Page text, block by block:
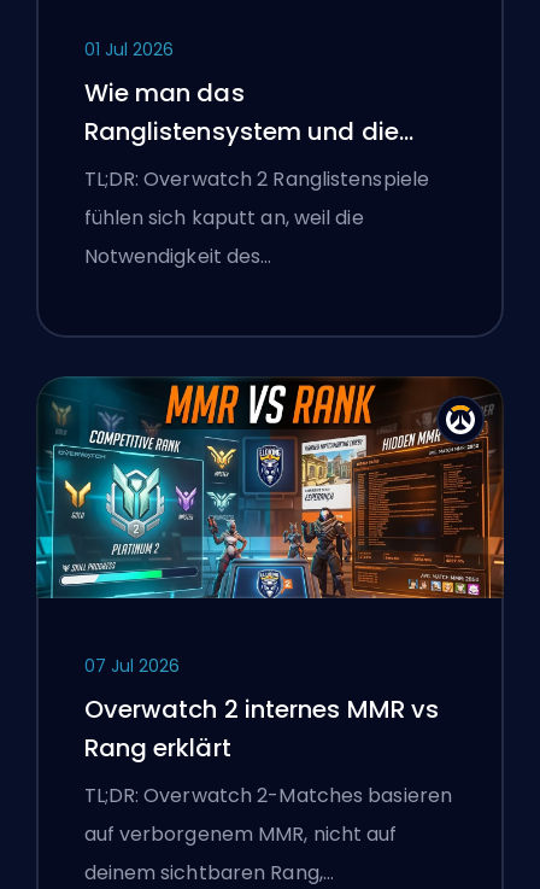
01 Jul 2026
Wie man das
Ranglistensystem und die
überlegenen Lobbys von
Overwatch 2 repariert
TL;DR: Overwatch 2 Ranglistenspiele
fühlen sich kaputt an, weil die
Notwendigkeit des…
07 Jul 2026
Overwatch 2 internes MMR vs
Rang erklärt
TL;DR: Overwatch 2-Matches basieren
auf verborgenem MMR, nicht auf
deinem sichtbaren Rang,…